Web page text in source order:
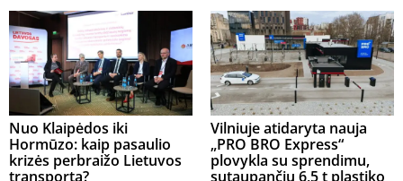
Nuo Klaipėdos iki
Hormūzo: kaip pasaulio
krizės perbraižo Lietuvos
transportą?
Vilniuje atidaryta nauja
„PRO BRO Express“
plovykla su sprendimu,
sutaupančiu 6,5 t plastiko